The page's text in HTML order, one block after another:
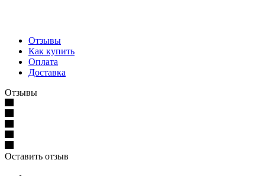
Отзывы
Как купить
Оплата
Доставка
Отзывы
Оставить отзыв